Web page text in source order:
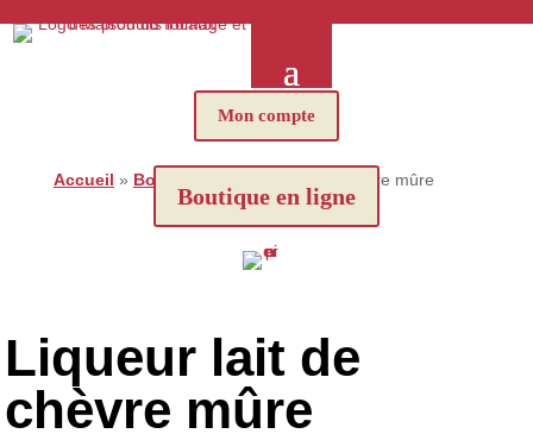
Mon compte
Boutique en ligne
Accueil » Boutique Liqueur lait de chèvre mûre
Liqueur lait de
chèvre mûre